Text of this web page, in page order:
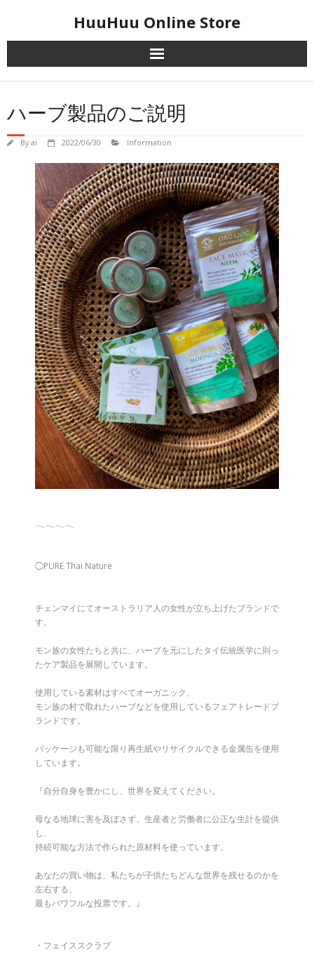
HuuHuu Online Store
ハーブ製品のご説明
Byai 2022/06/30 Information
𓂃𓂃𓂃𓂃
◯PURE Thai Nature
チェンマイにてオーストラリア人の女性が立ち上げたブランドで
す。
モン族の女性たちと共に、ハーブを元にしたタイ伝統医学に則っ
たケア製品を展開しています。
使用している素材はすべてオーガニック、
モン族の村で取れたハーブなどを使用しているフェアトレードブ
ランドです。
パッケージも可能な限り再生紙やリサイクルできる金属缶を使用
しています。
『自分自身を豊かにし、世界を変えてください。
母なる地球に害を及ぼさず、生産者と労働者に公正な生計を提供
し、
持続可能な方法で作られた原材料を使っています。
あなたの買い物は、私たちが子供たちどんな世界を残せるのかを
左右する、
最もパワフルな投票です。』
・フェイススクラブ